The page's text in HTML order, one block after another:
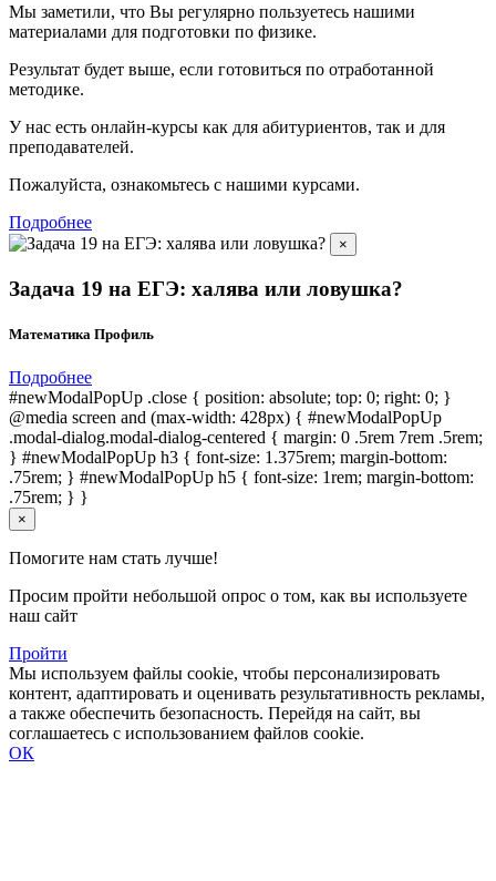
Мы заметили, что Вы регулярно пользуетесь нашими
материалами для подготовки по физике.
Результат будет выше, если готовиться по отработанной
методике.
У нас есть онлайн-курсы как для абитуриентов, так и для
преподавателей.
Пожалуйста, ознакомьтесь с нашими курсами.
Подробнее
×
Задача 19 на ЕГЭ: халява или ловушка?
Математика Профиль
Подробнее
#newModalPopUp .close { position: absolute; top: 0; right: 0; }
@media screen and (max-width: 428px) { #newModalPopUp
.modal-dialog.modal-dialog-centered { margin: 0 .5rem 7rem .5rem;
} #newModalPopUp h3 { font-size: 1.375rem; margin-bottom:
.75rem; } #newModalPopUp h5 { font-size: 1rem; margin-bottom:
.75rem; } }
×
Помогите нам стать лучше!
Просим пройти небольшой опрос о том, как вы используете
наш сайт
Пройти
Мы используем файлы cookie, чтобы персонализировать
контент, адаптировать и оценивать результативность рекламы,
а также обеспечить безопасность. Перейдя на сайт, вы
соглашаетесь с использованием файлов cookie.
ОК